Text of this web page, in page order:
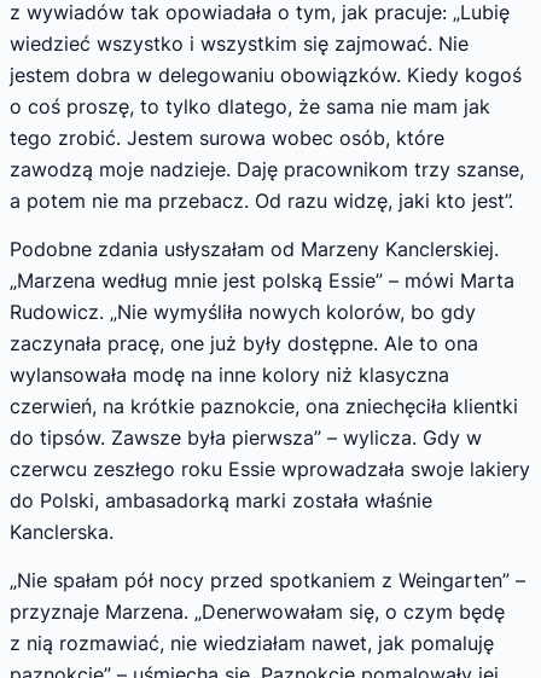
z wywiadów tak opowiadała o tym, jak pracuje: „Lubię
wiedzieć wszystko i wszystkim się zajmować. Nie
jestem dobra w delegowaniu obowiązków. Kiedy kogoś
o coś proszę, to tylko dlatego, że sama nie mam jak
tego zrobić. Jestem surowa wobec osób, które
zawodzą moje nadzieje. Daję pracownikom trzy szanse,
a potem nie ma przebacz. Od razu widzę, jaki kto jest”.
Podobne zdania usłyszałam od Marzeny Kanclerskiej.
„Marzena według mnie jest polską Essie” – mówi Marta
Rudowicz. „Nie wymyśliła nowych kolorów, bo gdy
zaczynała pracę, one już były dostępne. Ale to ona
wylansowała modę na inne kolory niż klasyczna
czerwień, na krótkie paznokcie, ona zniechęciła klientki
do tipsów. Zawsze była pierwsza” – wylicza. Gdy w
czerwcu zeszłego roku Essie wprowadzała swoje lakiery
do Polski, ambasadorką marki została właśnie
Kanclerska.
„Nie spałam pół nocy przed spotkaniem z Weingarten” –
przyznaje Marzena. „Denerwowałam się, o czym będę
z nią rozmawiać, nie wiedziałam nawet, jak pomaluję